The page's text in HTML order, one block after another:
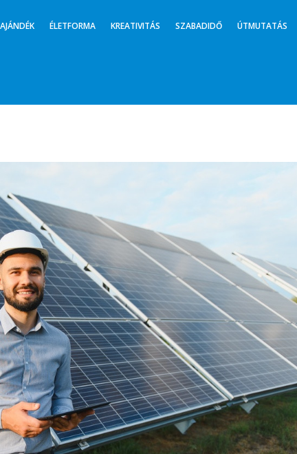
AJÁNDÉK ÉLETFORMA KREATIVITÁS SZABADIDŐ ÚTMUTATÁS